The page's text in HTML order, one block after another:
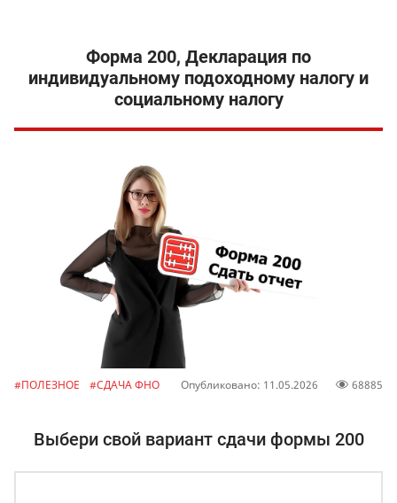
Форма 200, Декларация по
индивидуальному подоходному налогу и
социальному налогу
#ПОЛЕЗНОЕ #СДАЧА ФНО Опубликовано: 11.05.2026 68885
Выбери свой вариант сдачи формы 200